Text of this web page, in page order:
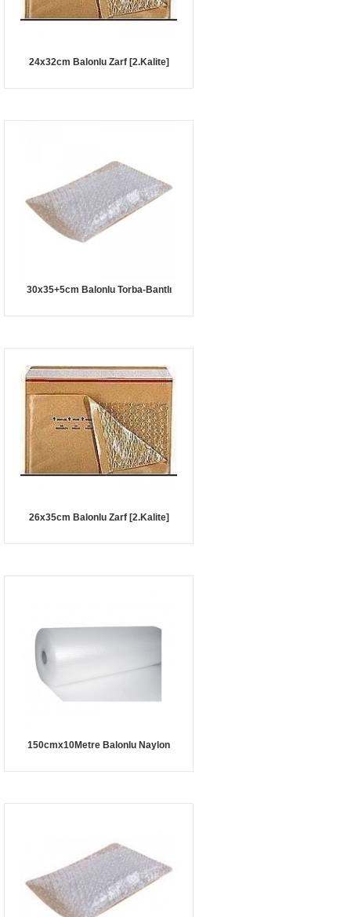
24x32cm Balonlu Zarf [2.Kalite]
30x35+5cm Balonlu Torba-Bantlı
26x35cm Balonlu Zarf [2.Kalite]
150cmx10Metre Balonlu Naylon